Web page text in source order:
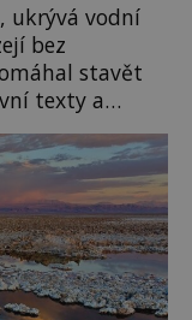
ukrývá vodní
bez
stavět
texty a
ale
tisíce let.
kulisu
[…]